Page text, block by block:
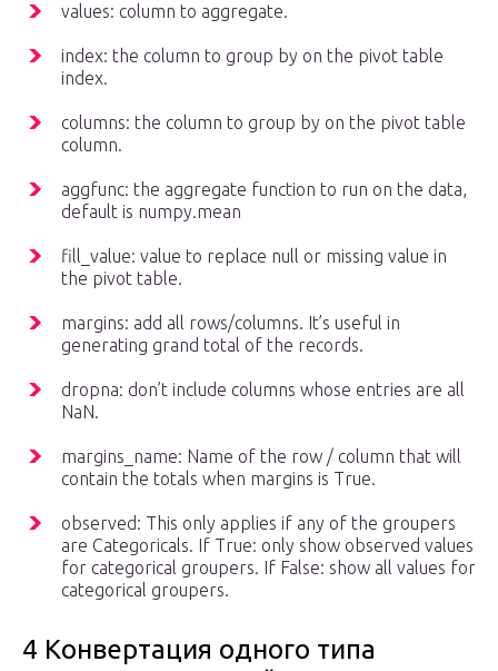
values: column to aggregate.
index: the column to group by on the pivot table
index.
columns: the column to group by on the pivot table
column.
aggfunc: the aggregate function to run on the data,
default is numpy.mean
fill_value: value to replace null or missing value in
the pivot table.
margins: add all rows/columns. It’s useful in
generating grand total of the records.
dropna: don’t include columns whose entries are all
NaN.
margins_name: Name of the row / column that will
contain the totals when margins is True.
observed: This only applies if any of the groupers
are Categoricals. If True: only show observed values
for categorical groupers. If False: show all values for
categorical groupers.
4 Конвертация одного типа